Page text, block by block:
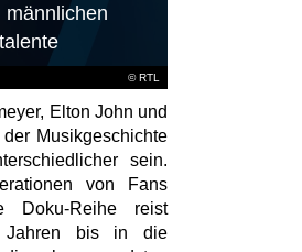
©RTL
männlichen
Elton John und
Musikgeschichte
sein.
von Fans
Doku-Reihe reist
Jahren bis in die